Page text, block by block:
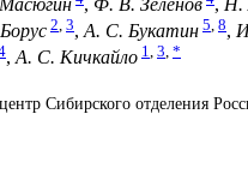
, Ф. В. Зеленов , Н.
2, 3,А. С. Букатин 5, 8,
,А. С. Кичкайло 1, 3, *
Сибирского отделения